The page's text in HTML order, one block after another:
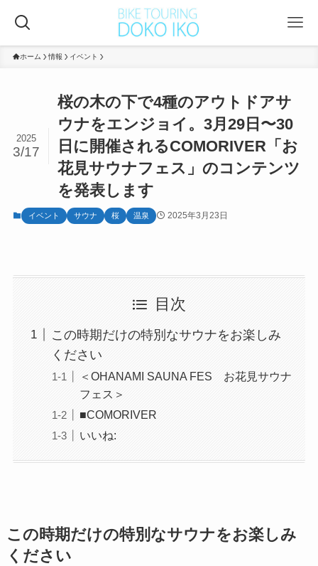
ホーム 情報 イベント
桜の木の下で4種のアウトドアサ
ウナをエンジョイ。3月29日〜30
日に開催されるCOMORIVER「お
花見サウナフェス」のコンテンツ
を発表します
2025
3/17
イベント サウナ 桜 温泉 2025年3月23日
目次
この時期だけの特別なサウナをお楽しみ
ください
＜OHANAMI SAUNA FES お花見サウナ
フェス＞
■COMORIVER
いいね:
この時期だけの特別なサウナをお楽しみ
ください